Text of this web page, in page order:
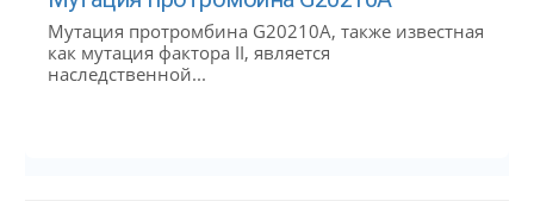
Мутация протромбина G20210A, также известная
как мутация фактора II, является
наследственной...